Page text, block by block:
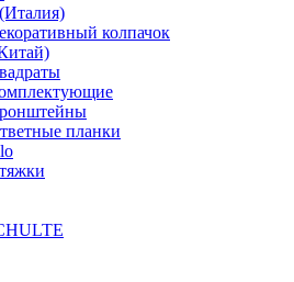
колпачок
планки